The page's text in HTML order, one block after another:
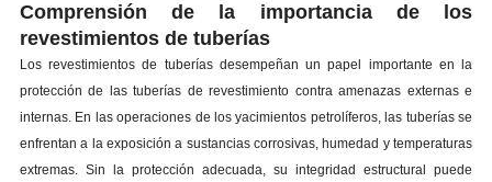
Comprensión de la importancia de los
revestimientos de tuberías
Los revestimientos de tuberías desempeñan un papel importante en la
protección de las tuberías de revestimiento contra amenazas externas e
internas. En las operaciones de los yacimientos petrolíferos, las tuberías se
enfrentan a la exposición a sustancias corrosivas, humedad y temperaturas
extremas. Sin la protección adecuada, su integridad estructural puede